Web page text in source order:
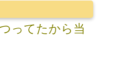
ってたから当